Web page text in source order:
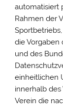
automatisiert
Rahmen der
die Vorgaben
und des
einheitlichen
innerhalb
Verein die